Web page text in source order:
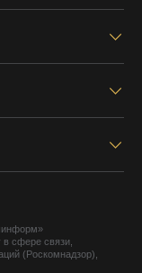
в сфере связи,
(Роскомнадзор),